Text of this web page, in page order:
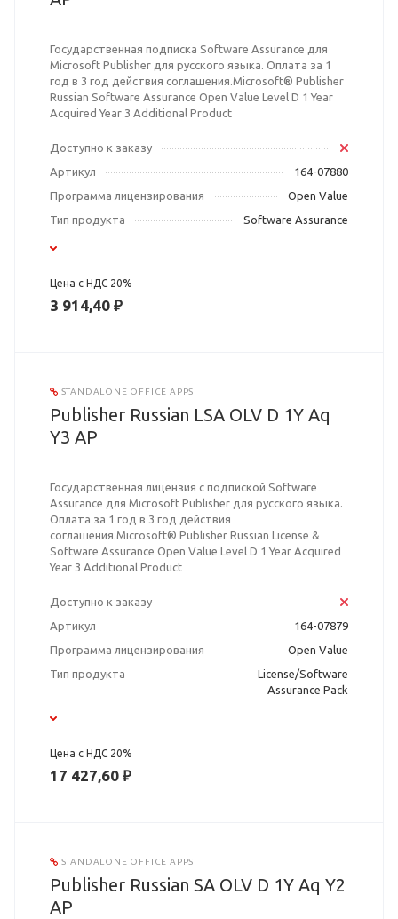
Государственная подписка Software Assurance для
Microsoft Publisher для русского языка. Оплата за 1
год в 3 год действия соглашения.Microsoft® Publisher
Russian Software Assurance Open Value Level D 1 Year
Acquired Year 3 Additional Product
Доступно к заказу
Артикул
164-07880
Программа лицензирования
Open Value
Тип продукта
Software Assurance
Цена с НДС 20%
3 914,40 ₽
STANDALONE OFFICE APPS
Publisher Russian LSA OLV D 1Y Aq
Y3 AP
Государственная лицензия с подпиской Software
Assurance для Microsoft Publisher для русского языка.
Оплата за 1 год в 3 год действия
соглашения.Microsoft® Publisher Russian License &
Software Assurance Open Value Level D 1 Year Acquired
Year 3 Additional Product
Доступно к заказу
Артикул
164-07879
Программа лицензирования
Open Value
Тип продукта
License/Software
Assurance Pack
Цена с НДС 20%
17 427,60 ₽
STANDALONE OFFICE APPS
Publisher Russian SA OLV D 1Y Aq Y2
AP